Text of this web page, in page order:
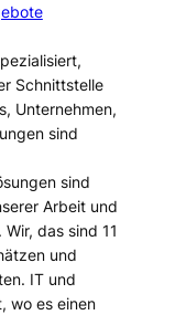
Schnittstelle
Unternehmen,
sind
sind
Arbeit und
das sind 11
und
IT und
wo es einen